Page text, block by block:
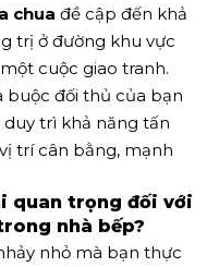
chua đề cập đến khả
trị ở đường khu vực
cuộc giao tranh.
buộc đối thủ của bạn
trì khả năng tấn
trí cân bằng, mạnh
quan trọng đối với
nhà bếp?
nhỏ mà bạn thực